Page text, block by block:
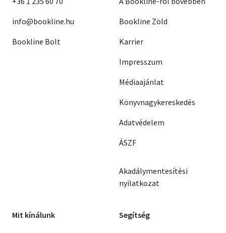
info@bookline.hu
Bookline Bolt
Bookline Zöld
Karrier
Impresszum
Médiaajánlat
Könyvnagykereskedés
Adatvédelem
ÁSZF
Akadálymentesítési
nyilatkozat
Mit kínálunk Segítség